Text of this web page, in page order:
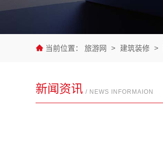
当前位置： 旅游网 > 建筑装修 >
新闻资讯 / NEWS INFORMAION